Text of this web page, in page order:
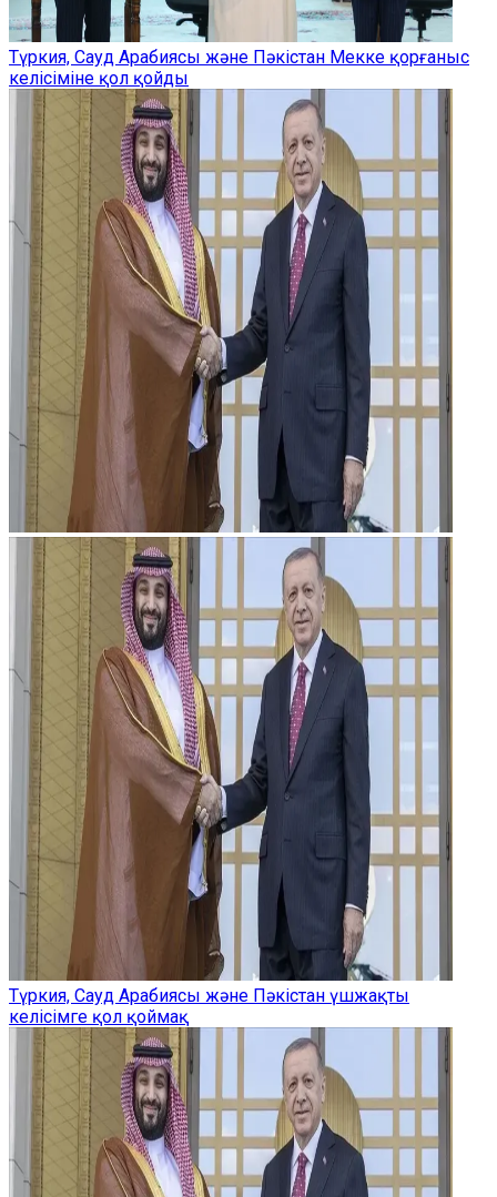
Түркия, Сауд Арабиясы және Пәкістан Мекке қорғаныс
келісіміне қол қойды
Түркия, Сауд Арабиясы және Пәкістан үшжақты
келісімге қол қоймақ